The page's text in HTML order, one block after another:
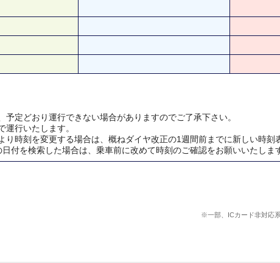
定どおり運行できない場合がありますのでご了承下さい。
行いたします。
り時刻を変更する場合は、概ねダイヤ改正の1週間前までに新しい時刻
付を検索した場合は、乗車前に改めて時刻のご確認をお願いいたしま
※一部、ICカード非対応